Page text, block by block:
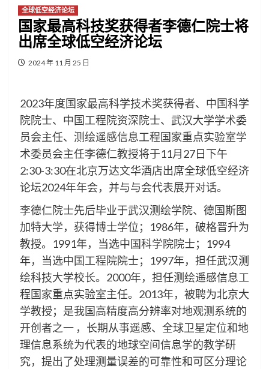
全球低空经济论坛
国家最高科技奖获得者李德仁院士将
出席全球低空经济论坛
2024 年 11 月 25 日
2023年度国家最高科学技术奖获得者、中国科学
院院士、中国工程院资深院士、武汉大学学术委
员会主任、测绘遥感信息工程国家重点实验室学
术委员会主任李德仁教授将于11月27日下午
2:30-3:30在北京万达文华酒店出席全球低空经济
论坛2024年年会，并与与会代表展开对话。
李德仁院士先后毕业于武汉测绘学院、德国斯图
加特大学，获得博士学位；1986年，破格晋升为
教授。1991年，当选中国科学院院士；1994
年，当选中国工程院院士；1997年，担任武汉测
绘科技大学校长。2000年，担任测绘遥感信息工
程国家重点实验室主任。2013年，被聘为北京大
学教授；是我国高精度高分辨率对地观测系统的
开创者之一 ，长期从事遥感、全球卫星定位和地
理信息系统为代表的地球空间信息学的教学研
究，提出了处理测量误差的可靠性和可区分理论